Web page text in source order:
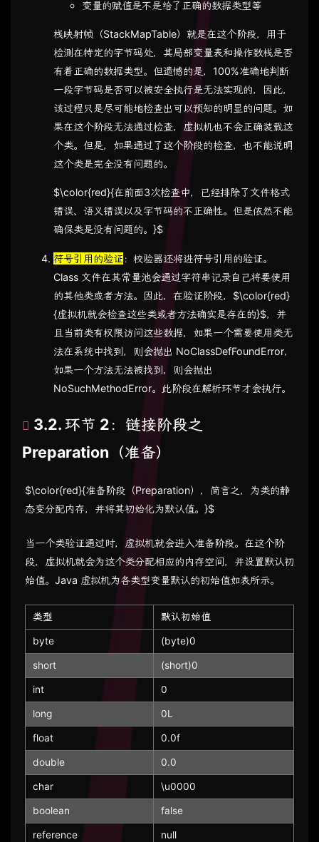
变量的赋值是不是给了正确的数据类型等
栈映射帧（StackMapTable）就是在这个阶段，用于
检测在特定的字节码处，其局部变量表和操作数栈是否
有着正确的数据类型。但遗憾的是，100%准确地判断
一段字节码是否可以被安全执行是无法实现的，因此，
该过程只是尽可能地检查出可以预知的明显的问题。如
果在这个阶段无法通过检查，虚拟机也不会正确装载这
个类。但是，如果通过了这个阶段的检查，也不能说明
这个类是完全没有问题的。
$\color{red}{在前面3次检查中，已经排除了文件格式
错误、语义错误以及字节码的不正确性。但是依然不能
确保类是没有问题的。}$
符号引用的验证 ：校验器还将进符号引用的验证。
Class 文件在其常量池会通过字符串记录自己将要使用
的其他类或者方法。因此，在验证阶段，$\color{red}
{虚拟机就会检查这些类或者方法确实是存在的}$，并
且当前类有权限访问这些数据，如果一个需要使用类无
法在系统中找到，则会抛出 NoClassDefFoundError，
如果一个方法无法被找到，则会抛出
NoSuchMethodError。此阶段在解析环节才会执行。
3.2. 环节 2：链接阶段之
Preparation（准备）
$\color{red}{准备阶段（Preparation），简言之，为类的静
态变分配内存，并将其初始化为默认值。}$
当一个类验证通过时，虚拟机就会进入准备阶段。在这个阶
段，虚拟机就会为这个类分配相应的内存空间，并设置默认初
始值。Java 虚拟机为各类型变量默认的初始值如表所示。
类型 默认初始值
byte (byte)0
short (short)0
int 0
long 0L
float 0.0f
double 0.0
char \u0000
boolean false
reference null